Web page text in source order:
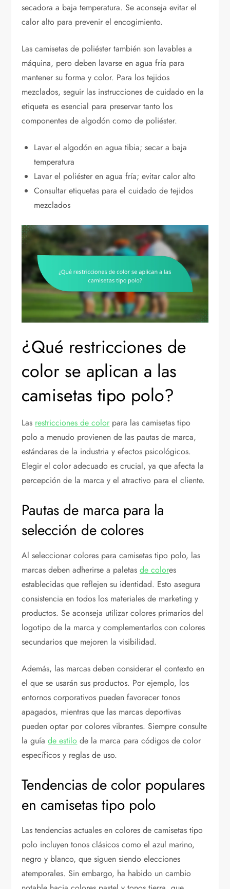
secadora a baja temperatura. Se aconseja evitar el
calor alto para prevenir el encogimiento.
Las camisetas de poliéster también son lavables a
máquina, pero deben lavarse en agua fría para
mantener su forma y color. Para los tejidos
mezclados, seguir las instrucciones de cuidado en la
etiqueta es esencial para preservar tanto los
componentes de algodón como de poliéster.
Lavar el algodón en agua tibia; secar a baja
temperatura
Lavar el poliéster en agua fría; evitar calor alto
Consultar etiquetas para el cuidado de tejidos
mezclados
¿Qué restricciones de
color se aplican a las
camisetas tipo polo?
Las restricciones de color para las camisetas tipo
polo a menudo provienen de las pautas de marca,
estándares de la industria y efectos psicológicos.
Elegir el color adecuado es crucial, ya que afecta la
percepción de la marca y el atractivo para el cliente.
Pautas de marca para la
selección de colores
Al seleccionar colores para camisetas tipo polo, las
marcas deben adherirse a paletasde colores
establecidas que reflejen su identidad. Esto asegura
consistencia en todos los materiales de marketing y
productos. Se aconseja utilizar colores primarios del
logotipo de la marca y complementarlos con colores
secundarios que mejoren la visibilidad.
Además, las marcas deben considerar el contexto en
el que se usarán sus productos. Por ejemplo, los
entornos corporativos pueden favorecer tonos
apagados, mientras que las marcas deportivas
pueden optar por colores vibrantes. Siempre consulte
la guíade estilo de la marca para códigos de color
específicos y reglas de uso.
Tendencias de color populares
en camisetas tipo polo
Las tendencias actuales en colores de camisetas tipo
polo incluyen tonos clásicos como el azul marino,
negro y blanco, que siguen siendo elecciones
atemporales. Sin embargo, ha habido un cambio